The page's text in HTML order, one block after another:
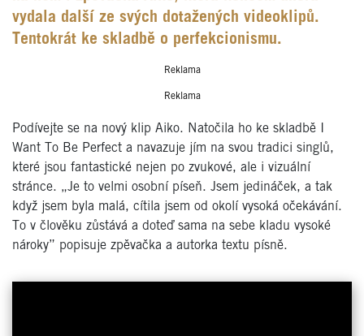
vydala další ze svých dotažených videoklipů.
Tentokrát ke skladbě o perfekcionismu.
Reklama
Reklama
Podívejte se na nový klip Aiko. Natočila ho ke skladbě I
Want To Be Perfect a navazuje jím na svou tradici singlů,
které jsou fantastické nejen po zvukové, ale i vizuální
stránce. „Je to velmi osobní píseň. Jsem jedináček, a tak
když jsem byla malá, cítila jsem od okolí vysoká očekávání.
To v člověku zůstává a doteď sama na sebe kladu vysoké
nároky” popisuje zpěvačka a autorka textu písně.